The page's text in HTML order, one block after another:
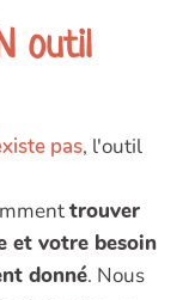
outil
pas, l'outil
trouver
et votre besoin
donné. Nous